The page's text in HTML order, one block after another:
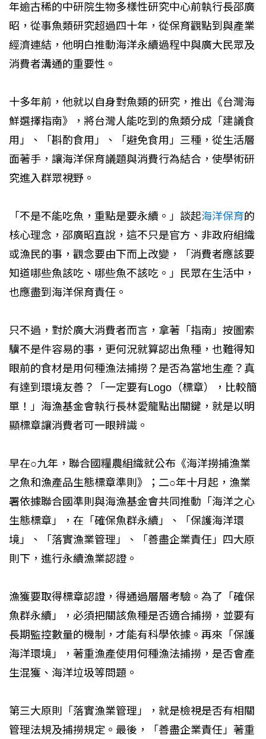
年逾古稀的中研院生物多樣性研究中心前執行長邵廣
昭，從事魚類研究超過四十年，從保育觀點到與產業
經濟連結，他明白推動海洋永續過程中與廣大民眾及
消費者溝通的重要性。
十多年前，他就以自身對魚類的研究，推出《台灣海
鮮選擇指南》，將台灣人能吃到的魚類分成「建議食
用」、「斟酌食用」、「避免食用」三種，從生活層
面著手，讓海洋保育議題與消費行為結合，使學術研
究進入群眾視野。
「不是不能吃魚，重點是要永續。」談起海洋保育的
核心理念，邵廣昭直說，這不只是官方、非政府組織
或漁民的事，觀念要由下而上改變，「消費者應該要
知道哪些魚該吃、哪些魚不該吃。」民眾在生活中，
也應盡到海洋保育責任。
只不過，對於廣大消費者而言，拿著「指南」按圖索
驥不是件容易的事，更何況就算認出魚種，也難得知
眼前的食材是用何種漁法捕撈？是否為當地生產？真
有達到環境友善？「一定要有Logo（標章），比較簡
單！」海漁基金會執行長林愛龍點出關鍵，就是以明
顯標章讓消費者可一眼辨識。
早在○九年，聯合國糧農組織就公布《海洋撈捕漁業
之魚和漁產品生態標章準則》；二○年十月起，漁業
署依據聯合國準則與海漁基金會共同推動「海洋之心
生態標章」，在「確保魚群永續」、「保護海洋環
境」、「落實漁業管理」、「善盡企業責任」四大原
則下，進行永續漁業認證。
漁獲要取得標章認證，得通過層層考驗。為了「確保
魚群永續」，必須把關該魚種是否適合捕撈，並要有
長期監控數量的機制，才能有科學依據。再來「保護
海洋環境」，著重漁產使用何種漁法捕撈，是否會產
生混獲、海洋垃圾等問題。
第三大原則「落實漁業管理」，就是檢視是否有相關
管理法規及捕撈規定。最後，「善盡企業責任」著重